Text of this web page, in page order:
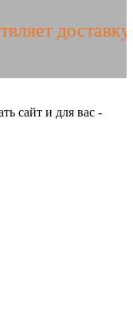
сайт и для вас -